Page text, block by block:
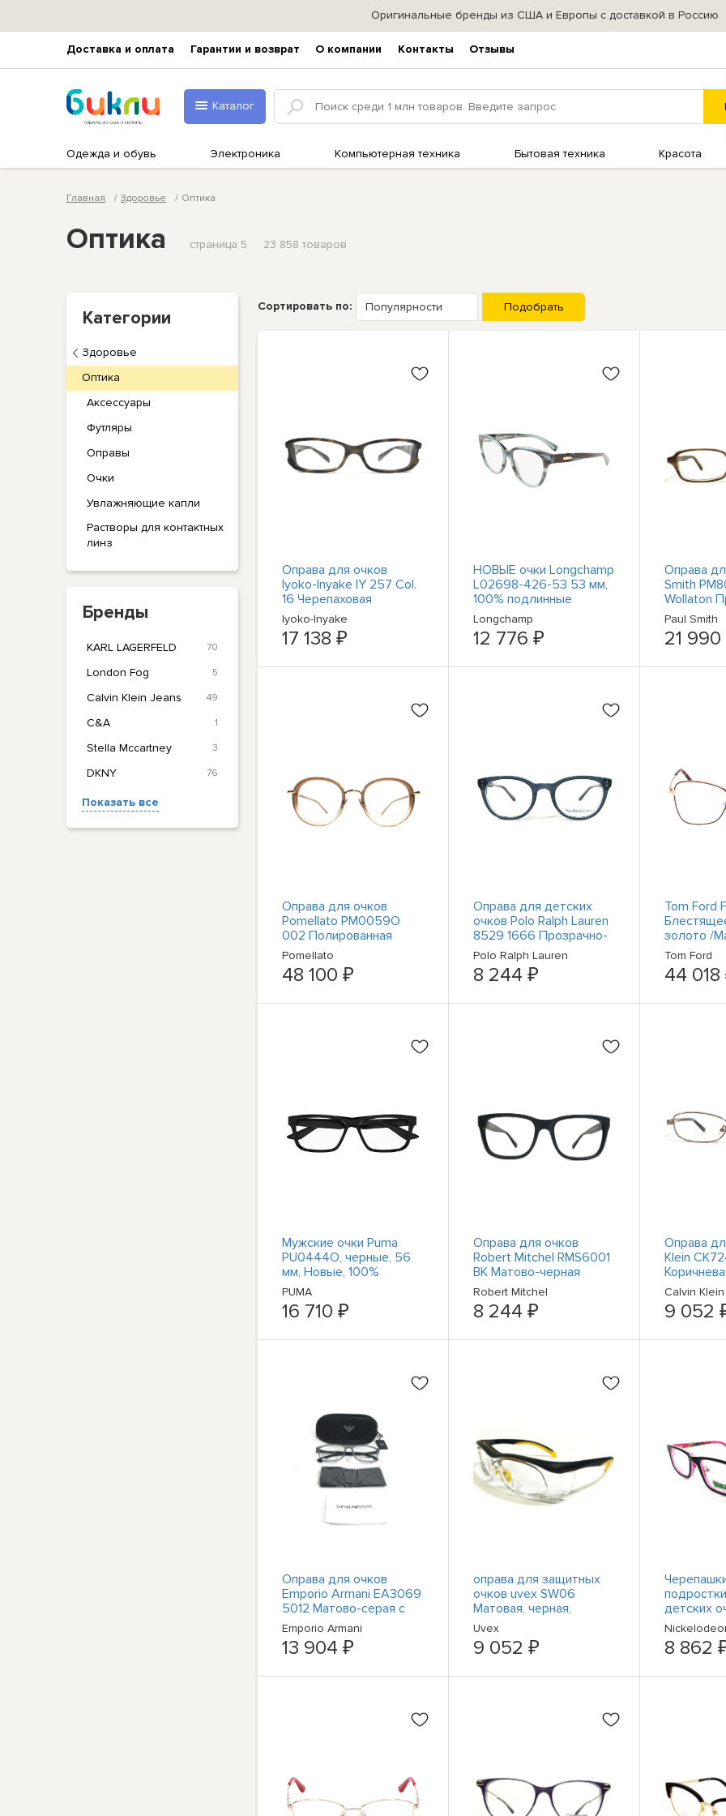
Оригинальные бренды из США и Европы с доставкой в Россию
Доставка и оплата Гарантии и возврат О компании Контакты Отзывы
Каталог
Одежда и обувь Электроника Компьютерная техника Бытовая техника Красота
Главная Здоровье Оптика
Оптика страница 5 23 858 товаров
Категории
Здоровье
Оптика
Аксессуары
Футляры
Оправы
Очки
Увлажняющие капли
Растворы для контактных
линз
Бренды
KARL LAGERFELD 70
London Fog 5
Calvin Klein Jeans 49
C&A 1
Stella Mccartney 3
DKNY 76
Показать все
Сортировать по:
Оправа для очков
Iyoko-Inyake IY 257 Col.
16 Черепаховая
прямоугольная 55-17-
135
Iyoko-Inyake
17 138 ₽
НОВЫЕ очки Longchamp
L02698-426-53 53 мм,
100% подлинные
Longchamp
12 776 ₽
Оправа
Smith
Wollaton
17-140
Paul Smith
21
Оправа для очков
Pomellato PM0059O
002 Полированная
золотисто-коричневая
с выцветанием 50-21-
140
Pomellato
48 100 ₽
Оправа для детских
очков Polo Ralph Lauren
8529 1666 Прозрачно-
голубая 47-19-130
Polo Ralph Lauren
8 244 ₽
Tom Ford
золото /
Логотип
Tom Ford
44 018
Мужские очки Puma
PU0444O, черные, 56
мм, Новые, 100%
подлинные
PUMA
16 710 ₽
Оправа для очков
Robert Mitchel RMS6001
BK Матово-черная
квадратная 56-18-140
Robert Mitchel
8 244 ₽
Оправа
Klein
полной
135
Calvin Klein
9 052
Оправа для очков
Emporio Armani EA3069
5012 Матово-серая с
черной полной оправой
55-17-140
Emporio Armani
13 904 ₽
оправа для защитных
очков uvex SW06
Матовая, черная,
желтая, с прозрачной
пленкой Z87-2+ 57-16-
125
Uvex
9 052 ₽
детских
48-17-130
8 862